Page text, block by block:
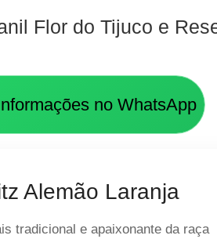
Flor do Tijuco e
no WhatsApp
Alemão Laranja
tradicional e apaixonante da raça